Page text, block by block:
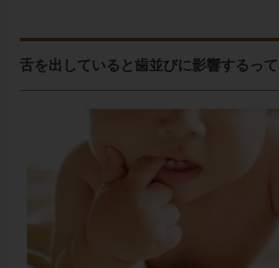
舌を出していると歯並びに影響するって